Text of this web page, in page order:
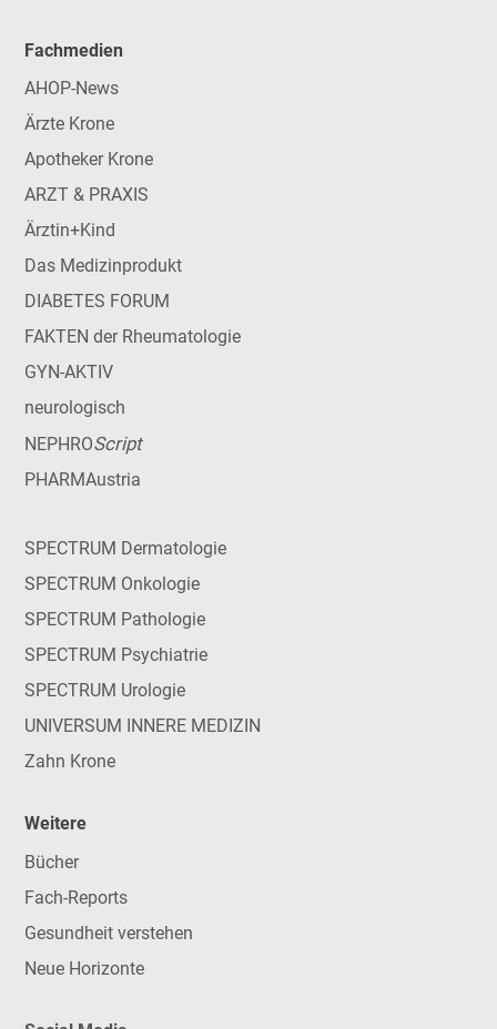
Fachmedien
AHOP-News
Ärzte Krone
Apotheker Krone
ARZT & PRAXIS
Ärztin+Kind
Das Medizinprodukt
DIABETES FORUM
FAKTEN der Rheumatologie
GYN-AKTIV
neurologisch
NEPHROScript
PHARMAustria
SPECTRUM Dermatologie
SPECTRUM Onkologie
SPECTRUM Pathologie
SPECTRUM Psychiatrie
SPECTRUM Urologie
UNIVERSUM INNERE MEDIZIN
Zahn Krone
Weitere
Bücher
Fach-Reports
Gesundheit verstehen
Neue Horizonte